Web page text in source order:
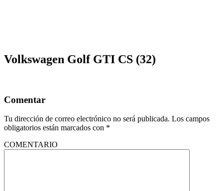
Volkswagen Golf GTI CS (32)
Comentar
Tu dirección de correo electrónico no será publicada. Los campos
obligatorios están marcados con *
COMENTARIO